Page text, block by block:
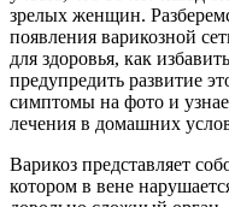
зрелых женщин.
появления варикозной
для здоровья, как
предупредить развитие
симптомы на фото и
лечения в домашних
Варикоз представляет
котором в вене